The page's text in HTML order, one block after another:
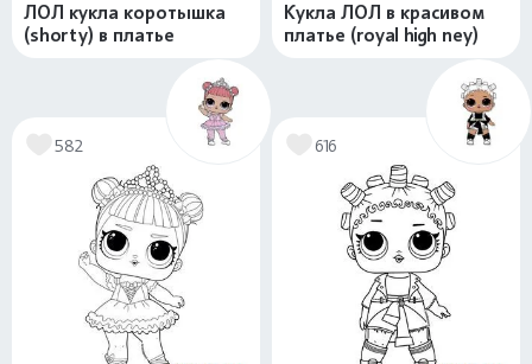
ЛОЛ кукла коротышка
(shorty) в платье
Кукла ЛОЛ в красивом
платье (royal high ney)
582 616